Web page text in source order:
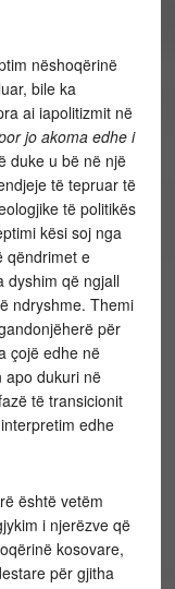
nëshoqërinë
bile ka
ai iapolitizmit në
jo akoma edhe i
duke u bë në një
të tepruar të
të politikës
kësi soj nga
qëndrimet e
dyshim që ngjall
ndryshme. Themi
për
çojë edhe në
apo dukuri në
të transicionit
edhe
është vetëm
i njerëzve që
kosovare,
për gjitha